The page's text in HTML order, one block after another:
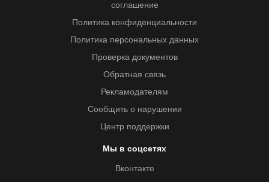
соглашение
Политика конфиденциальности
Политика персональных данных
Проверка документов
Обратная связь
Рекламодателям
Сообщить о нарушении
Центр поддержки
Мы в соцсетях
Вконтакте